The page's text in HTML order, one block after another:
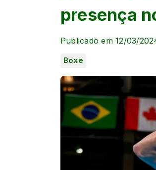
presença
Publicado em 12/03/
Boxe